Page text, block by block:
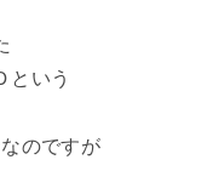
という
のですが